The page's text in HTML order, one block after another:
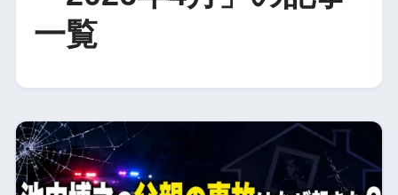
一覧